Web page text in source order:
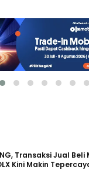
Transaksi Jual Beli
Kini Makin